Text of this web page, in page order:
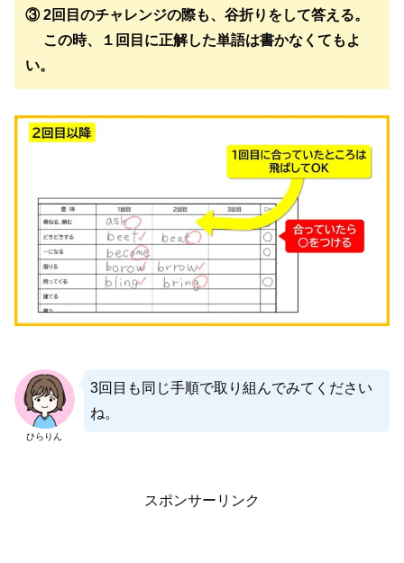
③ 2回目のチャレンジの際も、谷折りをして答える。
この時、１回目に正解した単語は書かなくてもよ
い。
ひらりん
3回目も同じ手順で取り組んでみてください
ね。
スポンサーリンク